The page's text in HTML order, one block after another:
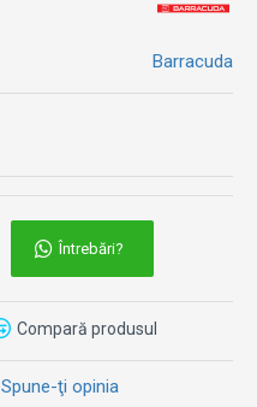
Barracuda
Spune-ţi opinia
Întrebări?
Compară produsul